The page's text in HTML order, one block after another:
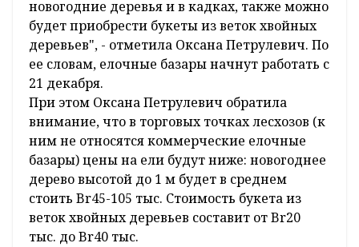
новогодние деревья и в кадках, также можно
будет приобрести букеты из веток хвойных
деревьев", - отметила Оксана Петрулевич. По
ее словам, елочные базары начнут работать с
21 декабря.
При этом Оксана Петрулевич обратила
внимание, что в торговых точках лесхозов (к
ним не относятся коммерческие елочные
базары) цены на ели будут ниже: новогоднее
дерево высотой до 1 м будет в среднем
стоить Br45-105 тыс. Стоимость букета из
веток хвойных деревьев составит от Br20
тыс. до Br40 тыс.